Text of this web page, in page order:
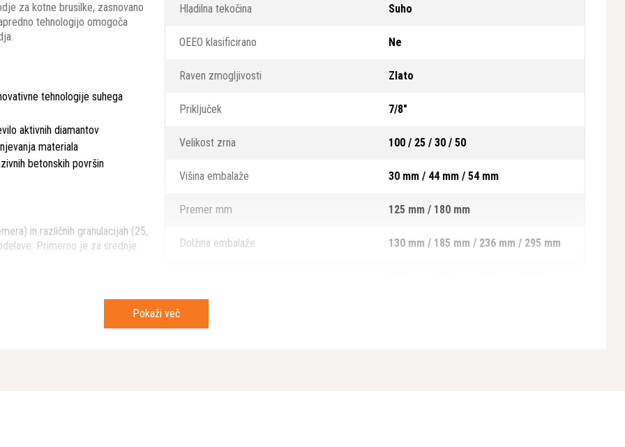
za kotne brusilke, zasnovano
tehnologijo omogoča
tehnologije suhega
aktivnih diamantov
materiala
betonskih površin
in različnih granulacijah (25,
Primerno je za srednje
orodja in hitrostjo brušenja.
Hladilna tekočina Suho
OEEO klasificirano Ne
Raven zmogljivosti Zlato
Priključek 7/8"
Velikost zrna 100 / 25 / 30 / 50
Višina embalaže 30 mm / 44 mm / 54 mm
Premer mm 125 mm / 180 mm
Dolžina embalaže 130 mm / 185 mm / 236 mm / 295 mm
Bruto teža artikla
Pokaži več